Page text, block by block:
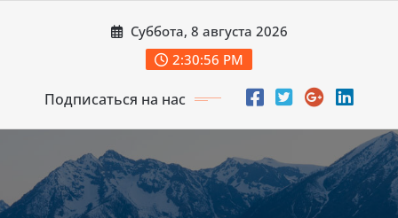
Суббота, 8 августа 2026
2:30:58 PM
Подписаться на нас